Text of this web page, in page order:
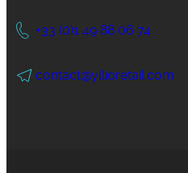
+33 (0)1 49 88 06 74
contact@yllioretail.com